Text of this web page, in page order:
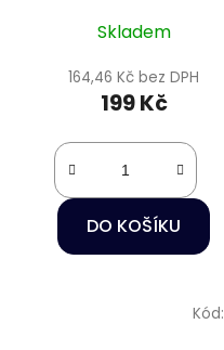
Skladem
164,46 Kč bez DPH
199 Kč
DO KOŠÍKU
Kód: